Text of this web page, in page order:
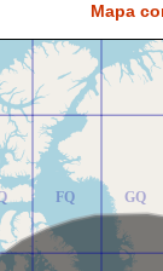
Mapa
FQ GQ